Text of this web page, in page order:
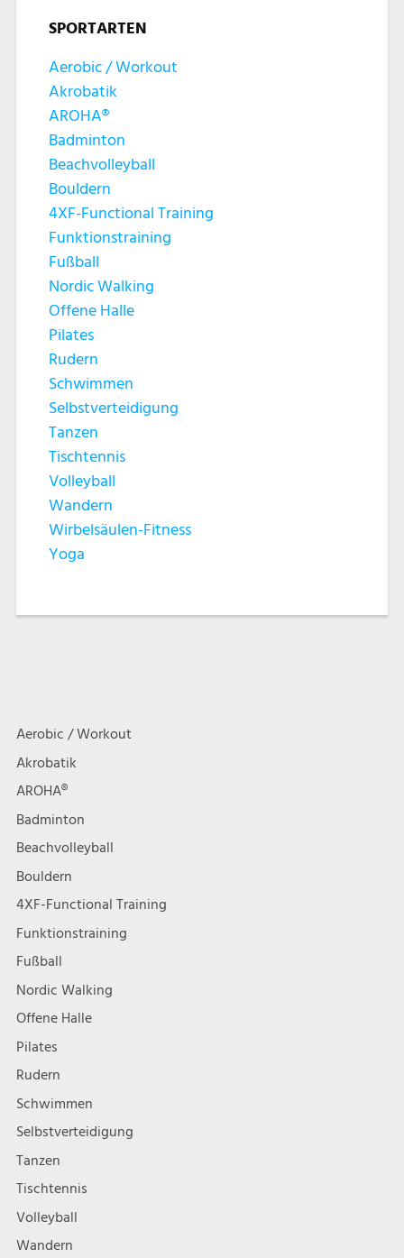
SPORTARTEN
Aerobic / Workout
Akrobatik
AROHA®
Badminton
Beachvolleyball
Bouldern
4XF-Functional Training
Funktionstraining
Fußball
Nordic Walking
Offene Halle
Pilates
Rudern
Schwimmen
Selbstverteidigung
Tanzen
Tischtennis
Volleyball
Wandern
Wirbelsäulen-Fitness
Yoga
Aerobic / Workout
Akrobatik
AROHA®
Badminton
Beachvolleyball
Bouldern
4XF-Functional Training
Funktionstraining
Fußball
Nordic Walking
Offene Halle
Pilates
Rudern
Schwimmen
Selbstverteidigung
Tanzen
Tischtennis
Volleyball
Wandern